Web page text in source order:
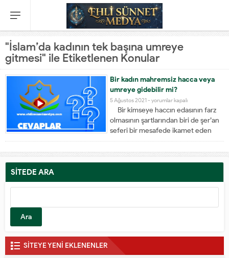
"İslam’da kadının tek başına umreye
gitmesi" ile Etiketlenen Konular
Bir kadın mahremsiz hacca veya
umreye gidebilir mi?
5 Ağustos 2021 - yorumlar kapalı
Bir kimseye haccın edasının farz
olmasının şartlarından biri de şer’an
seferi bir mesafede ikamet eden
kadınlar, ister genç, ister yaşlı
olsunlar, yanlarında eşleri veya fâsık
olmayan akıllı, bülûğ çağına ermiş
yani aralarında evlenme caiz
SİTEDE ARA
SİTEYE YENİ EKLENENLER